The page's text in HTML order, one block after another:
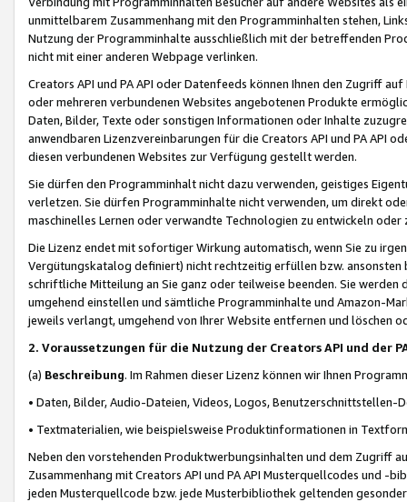
unmittelbarem Zusammenhang mit den Programminhalten stehen,
Nutzung der Programminhalte ausschließlich mit der betreffenden
nicht mit einer anderen Webpage verlinken.
Creators API und PA API oder Datenfeeds können Ihnen den Zugriff
oder mehreren verbundenen Websites angebotenen Produkte
Daten, Bilder, Texte oder sonstigen Informationen oder Inhalte
anwendbaren Lizenzvereinbarungen für die Creators API und PA API
diesen verbundenen Websites zur Verfügung gestellt werden.
Sie dürfen den Programminhalt nicht dazu verwenden, geistiges
verletzen. Sie dürfen Programminhalte nicht verwenden, um direkt
maschinelles Lernen oder verwandte Technologien zu entwickeln
Die Lizenz endet mit sofortiger Wirkung automatisch, wenn Sie zu
Vergütungskatalog definiert) nicht rechtzeitig erfüllen bzw. ansonsten
schriftliche Mitteilung an Sie ganz oder teilweise beenden. Sie werden
umgehend einstellen und sämtliche Programminhalte und Amazon-
jeweils verlangt, umgehend von Ihrer Website entfernen und löschen
2. Voraussetzungen für die Nutzung der Creators API und der
(a) Beschreibung. Im Rahmen dieser Lizenz können wir Ihnen
• Daten, Bilder, Audio-Dateien, Videos, Logos, Benutzerschnittstellen-
• Textmaterialien, wie beispielsweise Produktinformationen in
Neben den vorstehenden Produktwerbungsinhalten und dem Zugriff
Zusammenhang mit Creators API und PA API Musterquellcodes und
jeden Musterquellcode bzw. jede Musterbibliothek geltenden